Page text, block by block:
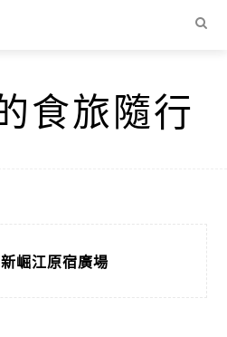
新崛江原宿廣場